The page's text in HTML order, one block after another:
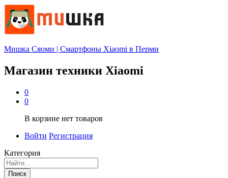
Мишка Сяоми | Смартфоны Xiaomi в Перми
Магазин техники Xiaomi
0
0
В корзине нет товаров
Войти Регистрация
Категория
Поиск